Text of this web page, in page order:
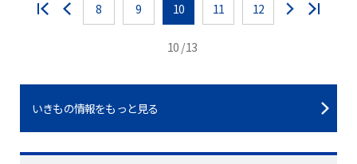
10 / 13
8 9 10 11 12
いきもの情報をもっと見る